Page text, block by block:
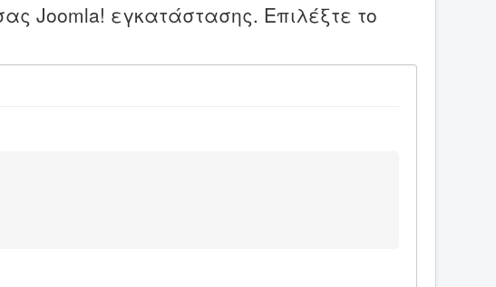
Joomla! εγκατάστασης. Επιλέξτε το